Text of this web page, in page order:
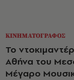
ΚΙΝΗΜΑΤΟΓΡΑΦΟΣ
Το
Αθήνα του
Μέγαρο